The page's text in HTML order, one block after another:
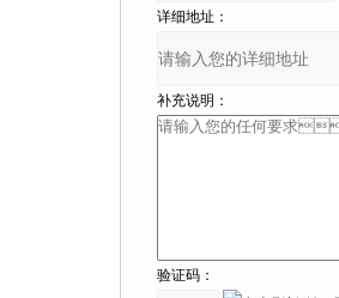
详细地址：
补充说明：
验证码：